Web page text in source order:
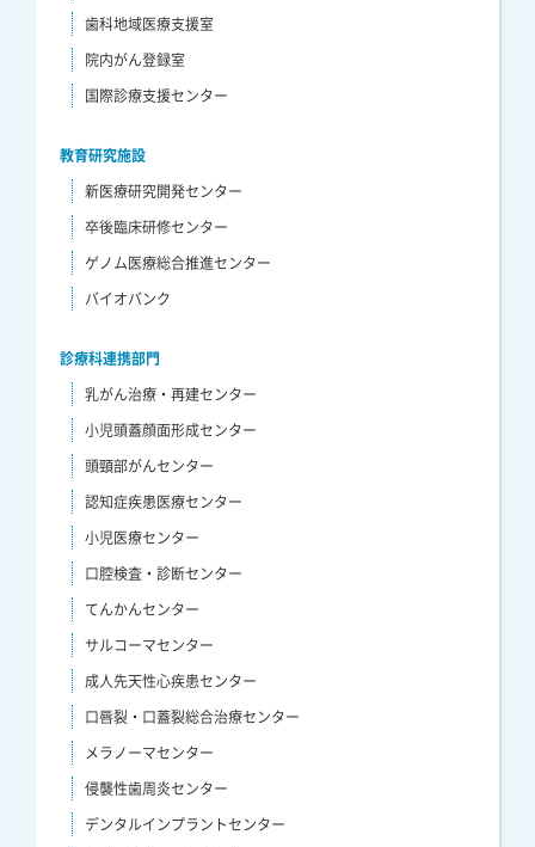
歯科地域医療支援室
院内がん登録室
国際診療支援センター
教育研究施設
新医療研究開発センター
卒後臨床研修センター
ゲノム医療総合推進センター
バイオバンク
診療科連携部門
乳がん治療・再建センター
小児頭蓋顔面形成センター
頭頸部がんセンター
認知症疾患医療センター
小児医療センター
口腔検査・診断センター
てんかんセンター
サルコーマセンター
成人先天性心疾患センター
口唇裂・口蓋裂総合治療センター
メラノーマセンター
侵襲性歯周炎センター
デンタルインプラントセンター